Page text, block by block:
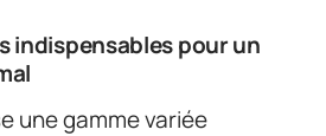
indispensables pour un
une gamme variée